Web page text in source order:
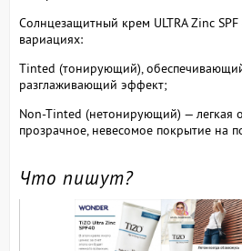
Солнцезащитный крем ULTRA Zinc
вариациях:
Tinted (тонирующий),
разглаживающий эффект;
Non-Tinted (нетонирующий) — легкая
прозрачное, невесомое покрытие на
Что пишут?